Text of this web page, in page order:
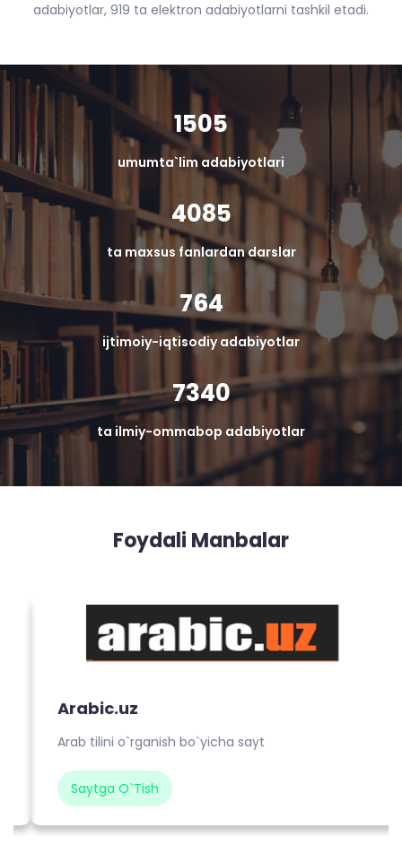
adabiyotlar, 919 ta elektron adabiyotlarni tashkil etadi.
1505
umumta`lim adabiyotlari
4085
ta maxsus fanlardan darslar
764
ijtimoiy-iqtisodiy adabiyotlar
7340
ta ilmiy-ommabop adabiyotlar
Foydali Manbalar
Arabic.uz
Arab tilini o`rganish bo`yicha sayt
Saytga O`tish